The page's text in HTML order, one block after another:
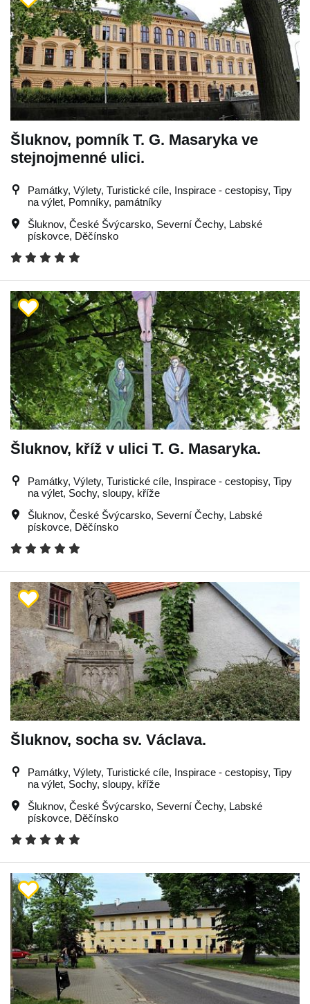
Šluknov, pomník T. G. Masaryka ve
stejnojmenné ulici.
Památky, Výlety, Turistické cíle, Inspirace - cestopisy, Tipy
na výlet, Pomníky, památníky
Šluknov, České Švýcarsko, Severní Čechy, Labské
pískovce, Děčínsko
Šluknov, kříž v ulici T. G. Masaryka.
Památky, Výlety, Turistické cíle, Inspirace - cestopisy, Tipy
na výlet, Sochy, sloupy, kříže
Šluknov, České Švýcarsko, Severní Čechy, Labské
pískovce, Děčínsko
Šluknov, socha sv. Václava.
Památky, Výlety, Turistické cíle, Inspirace - cestopisy, Tipy
na výlet, Sochy, sloupy, kříže
Šluknov, České Švýcarsko, Severní Čechy, Labské
pískovce, Děčínsko